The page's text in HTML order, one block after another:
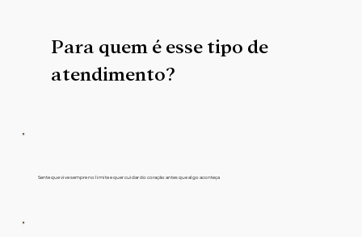
Para quem é esse tipo de
atendimento?
Sente que vive sempre no limite e quer cuidar do coração antes que algo aconteça